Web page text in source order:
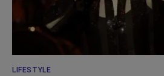
LIFESTYLE